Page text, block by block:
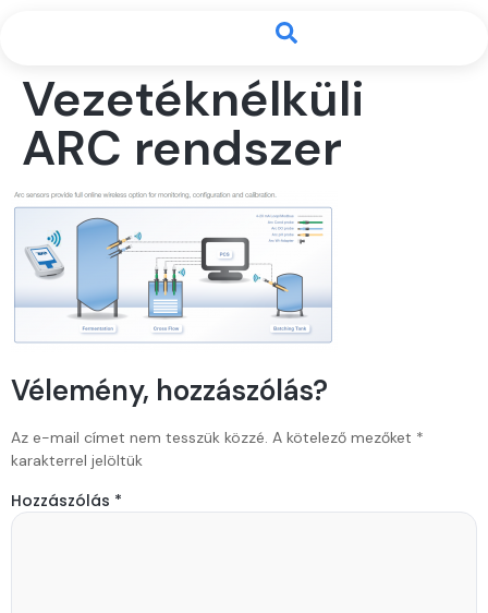
Vezetéknélküli
ARC rendszer
Vélemény, hozzászólás?
Az e-mail címet nem tesszük közzé. A kötelező mezőket *
karakterrel jelöltük
Hozzászólás *